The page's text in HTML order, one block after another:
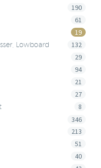
190
61
19
Lowboard 132
29
94
21
27
8
346
213
51
40